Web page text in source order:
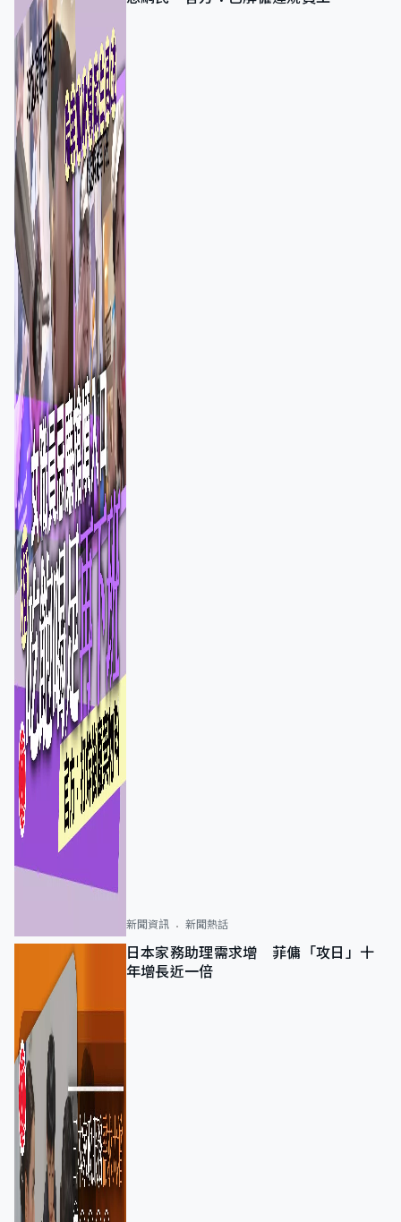
新聞資訊 新聞熱話
日本家務助理需求增 菲傭「攻日」十
年增長近一倍